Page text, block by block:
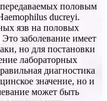
половым
ducreyi.
язв на половых
заболевание имеет
но для постановки
лабораторных
диагностика
значение, но и
может быть